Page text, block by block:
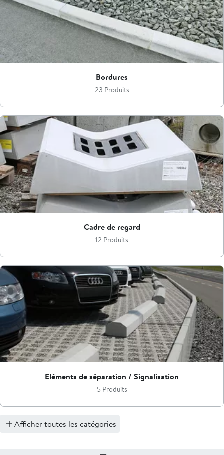
Bordures
23 Produits
Cadre de regard
12 Produits
Eléments de séparation / Signalisation
5 Produits
Afficher toutes les catégories